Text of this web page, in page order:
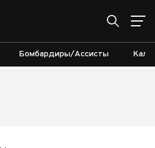
Бомбардиры/Ассисты